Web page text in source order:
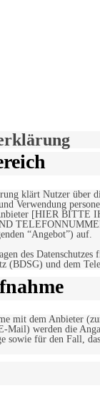
klärt Nutzer über
Verwendung
[HIER BITTE
“Angebot”) auf.
des Datenschutzes
(BDSG) und dem
mit dem Anbieter
Mail) werden die
sowie für den Fall,